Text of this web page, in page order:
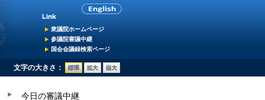
衆議院ホームページ
参議院審議中継
国会会議録検索ページ
文字の大きさ：
今日の審議中継